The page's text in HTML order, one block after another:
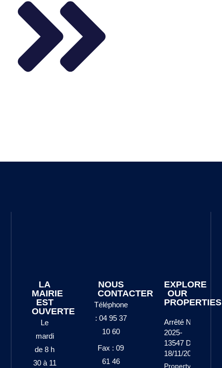
LA
MAIRIE
EST
OUVERTE
Le
mardi
de 8 h
30 à 11
NOUS
CONTACTER
Téléphone
: 04 95 37
10 60
Fax : 09
61 46
EXPLORE
OUR
PROPERTIES
Arrêté N°
2025-
13547 Du
18/11/2025
Property